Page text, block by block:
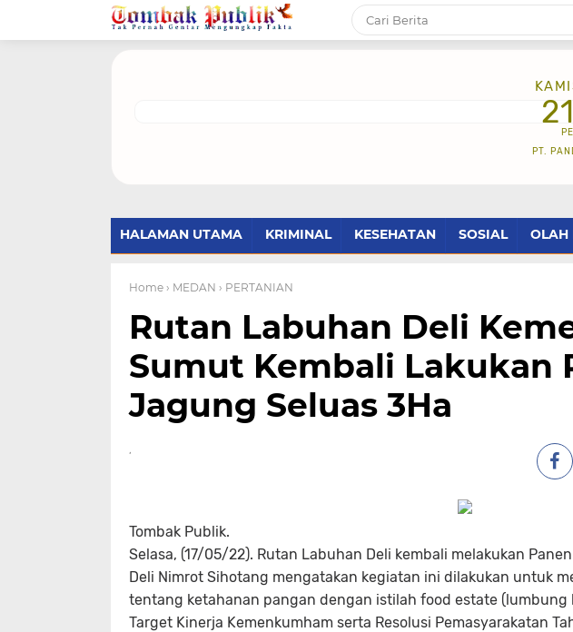
PT.
HALAMAN UTAMA KRIMINAL KESEHATAN SOSIAL OLAH
Home › MEDAN › PERTANIAN
Rutan Labuhan Deli
Sumut Kembali Lakukan
Jagung Seluas 3Ha
Tombak Publik.
Selasa, (17/05/22). Rutan Labuhan Deli kembali melakukan
Deli Nimrot Sihotang mengatakan kegiatan ini dilakukan untuk
tentang ketahanan pangan dengan istilah food estate (lumbung
Target Kinerja Kemenkumham serta Resolusi Pemasyarakatan